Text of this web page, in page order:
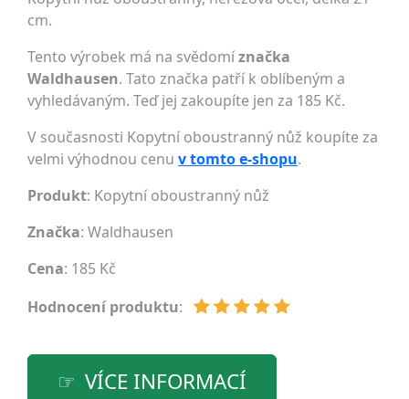
cm.
Tento výrobek má na svědomíznačka
Waldhausen. Tato značka patří k oblíbeným a
vyhledávaným. Teď jej zakoupíte jen za 185 Kč.
V současnosti Kopytní oboustranný nůž koupíte za
velmi výhodnou cenu v tomto e-shopu.
Produkt: Kopytní oboustranný nůž
Značka: Waldhausen
Cena: 185 Kč
Hodnocení produktu:
VÍCE INFORMACÍ